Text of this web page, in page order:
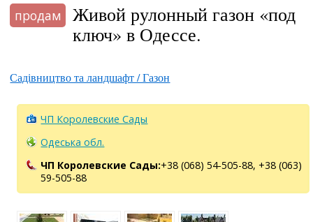
продам
Живой рулонный газон «под
ключ» в Одессе.
Садівництво та ландшафт / Газон
ЧП Королевские Сады
Одеська обл.
ЧП Королевские Сады:+38 (068) 54-505-88, +38 (063)
59-505-88